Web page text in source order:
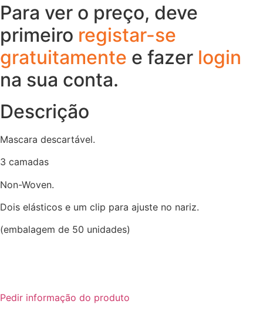
Para ver o preço, deve
primeiro registar-se
gratuitamente e fazer login
na sua conta.
Descrição
Mascara descartável.
3 camadas
Non-Woven.
Dois elásticos e um clip para ajuste no nariz.
(embalagem de 50 unidades)
Pedir informação do produto